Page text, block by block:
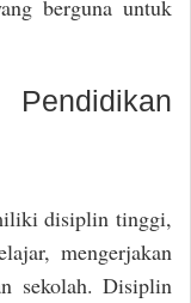
berguna untuk
disiplin tinggi,
mengerjakan
sekolah. Disiplin